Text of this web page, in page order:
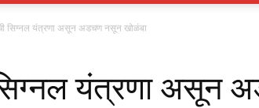
सिग्नल यंत्रणा असून अडचण नसून खोळंबा
यंत्रणा असून